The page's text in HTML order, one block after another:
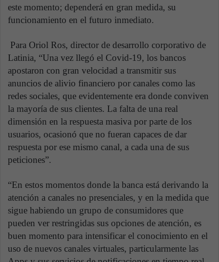
este momento; dependerá en gran medida, su
funcionamiento en el futuro inmediato.
Para Oriol Ros, director de desarrollo corporativo de
Latinia, “Una vez llegó el Covid-19, los bancos
apostaron con gran velocidad a transmitir sus
anuncios de alivio financiero por canales como las
redes sociales, que evidentemente era donde conviven
la mayoría de sus clientes. La falta de una real
dimensión en la respuesta masiva por parte de los
usuarios, ocasionó que no fueran capaces de dar
respuesta por ese mismo canal, a cada una de sus
peticiones”.
“En estos momentos donde la banca está derivando la
atención a canales no presenciales, y en la medida que
sigue habiendo un grupo de consumidores que
pueden ver restringidas sus opciones de atención, es
buen momento para intensificar el conocimiento en el
uso de nuevos canales virtuales, particularmente las